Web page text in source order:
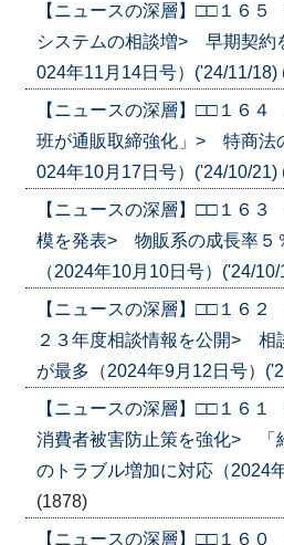
【ニュースの深層】□□１６
システムの相談増> 早期契約
024年11月14日号）('24/11/18)
【ニュースの深層】□□１６
班が通販取締強化」> 特商法
024年10月17日号）('24/10/21)
【ニュースの深層】□□１６
模を発表> 物販系の成長率５
（2024年10月10日号）('24/10/
【ニュースの深層】□□１６２
２３年度相談情報を公開> 相
が最多（2024年9月12日号）
【ニュースの深層】□□１６
消費者被害防止策を強化> 「
のトラブル増加に対応（2024
(1878)
【ニュースの深層】□□１６